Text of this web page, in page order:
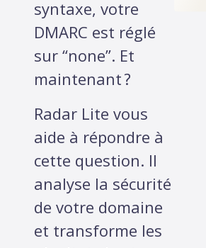
syntaxe, votre
DMARC est réglé
sur “none”. Et
maintenant ?
Radar Lite vous
aide à répondre à
cette question. Il
analyse la sécurité
de votre domaine
et transforme les